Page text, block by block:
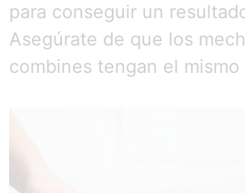
para conseguir un
Asegúrate de que los
combines tengan el mismo